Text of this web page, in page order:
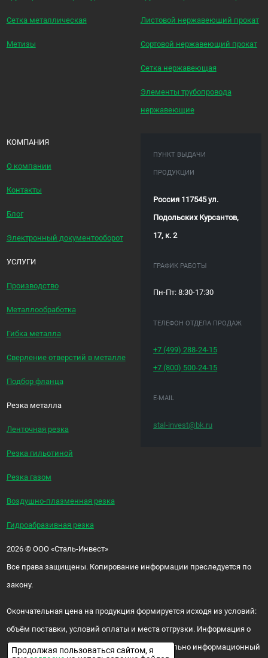
Сетка металлическая
Метизы
Листовой нержавеющий прокат
Сортовой нержавеющий прокат
Сетка нержавеющая
Элементы трубопровода
нержавеющие
КОМПАНИЯ
О компании
Контакты
Блог
Электронный документооборот
УСЛУГИ
Производство
Металлообработка
Гибка металла
Сверление отверстий в металле
Подбор фланца
Резка металла
Ленточная резка
Резка гильотиной
Резка газом
Воздушно-плазменная резка
Гидроабразивная резка
ПУНКТ ВЫДАЧИ
ПРОДУКЦИИ
Россия 117545 ул.
Подольских Курсантов,
17, к. 2
ГРАФИК РАБОТЫ
Пн-Пт: 8:30-17:30
ТЕЛЕФОН ОТДЕЛА ПРОДАЖ
+7 (499) 288-24-15
+7 (800) 500-24-15
E-MAIL
stal-invest@bk.ru
2026 ©ООО «Сталь-Инвест»
Все права защищены. Копирование информации преследуется по
закону.
Окончательная цена на продукция формируется исходя из условий:
объём поставки, условий оплаты и места отгрузки. Информация о
цене и наличии продукции носит исключительно информационный
Продолжая пользоваться сайтом, я